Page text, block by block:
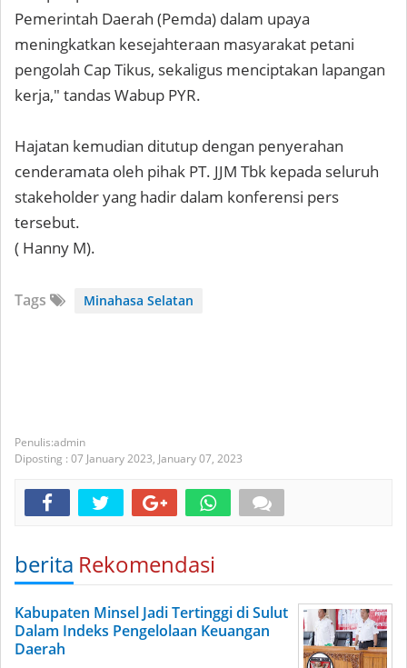
Pemerintah Daerah (Pemda) dalam upaya
meningkatkan kesejahteraan masyarakat petani
pengolah Cap Tikus, sekaligus menciptakan lapangan
kerja," tandas Wabup PYR.
Hajatan kemudian ditutup dengan penyerahan
cenderamata oleh pihak PT. JJM Tbk kepada seluruh
stakeholder yang hadir dalam konferensi pers
tersebut.
( Hanny M).
Tags Minahasa Selatan
admin
Diposting : 07 January 2023, January 07, 2023
berita Rekomendasi
Kabupaten Minsel Jadi Tertinggi di Sulut
Dalam Indeks Pengelolaan Keuangan
Daerah